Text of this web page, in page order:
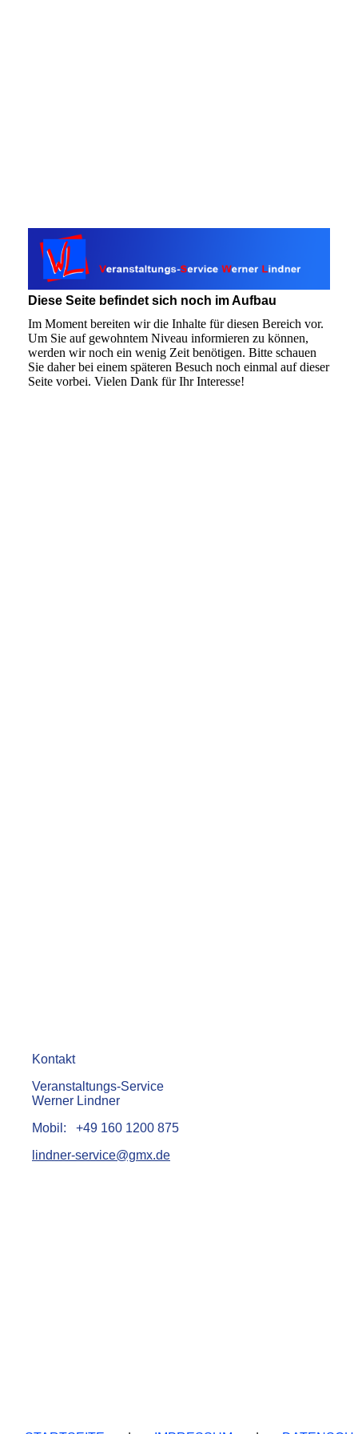
Diese Seite befindet sich noch im Aufbau
Im Moment bereiten wir die Inhalte für diesen Bereich vor.
Um Sie auf gewohntem Niveau informieren zu können,
werden wir noch ein wenig Zeit benötigen. Bitte schauen
Sie daher bei einem späteren Besuch noch einmal auf dieser
Seite vorbei. Vielen Dank für Ihr Interesse!
Kontakt
Veranstaltungs-Service
Werner Lindner
Mobil: +49 160 1200 875
lindner-service@gmx.de